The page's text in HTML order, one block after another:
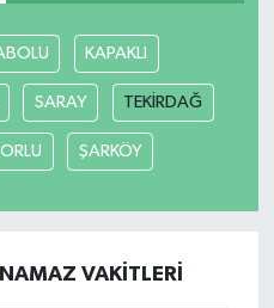
KAPAKLI
SARAY TEKİRDAĞ
ŞARKÖY
VAKITLERI